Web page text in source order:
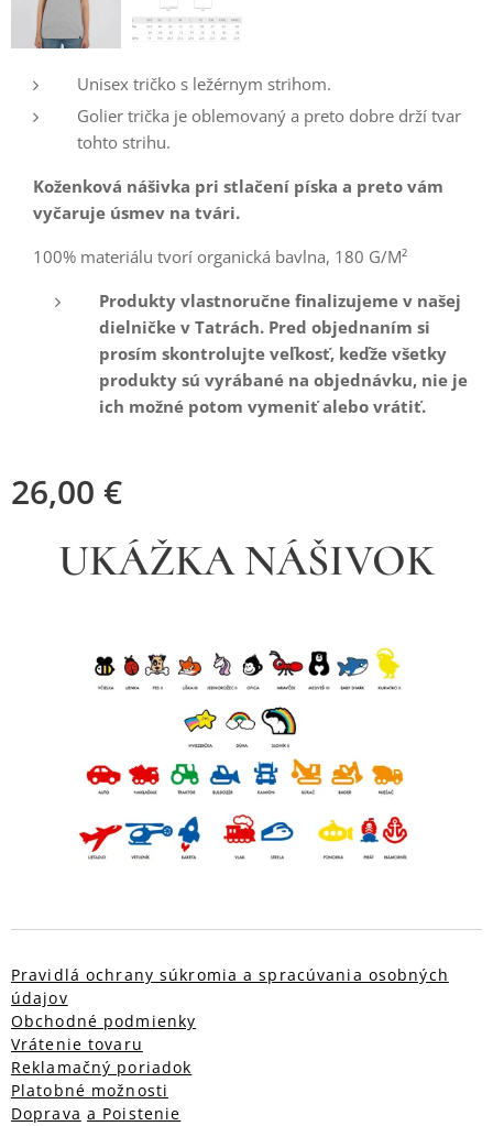
Unisex tričko s ležérnym strihom.
Golier trička je oblemovaný a preto dobre drží tvar
tohto strihu.
Koženková nášivka pri stlačení píska a preto vám
vyčaruje úsmev na tvári.
100% materiálu tvorí organická bavlna, 180 G/M²
Produkty vlastnoručne finalizujeme v našej
dielničke v Tatrách. Pred objednaním si
prosím skontrolujte veľkosť, keďže všetky
produkty sú vyrábané na objednávku, nie je
ich možné potom vymeniť alebo vrátiť.
26,00 €
UKÁŽKA NÁŠIVOK
Pravidlá ochrany súkromia a spracúvania osobných
údajov
Obchodné podmienky
Vrátenie tovaru
Reklamačný poriadok
Platobné možnosti
Doprava a Poistenie